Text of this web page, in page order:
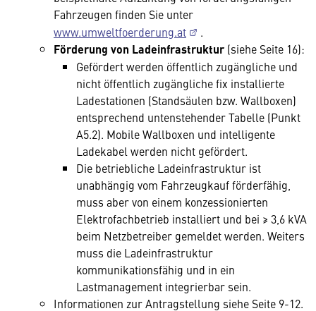
Fahrzeugen finden Sie unter
www.umweltfoerderung.at
.
Förderung von Ladeinfrastruktur (siehe Seite 16):
Gefördert werden öffentlich zugängliche und
nicht öffentlich zugängliche fix installierte
Ladestationen (Standsäulen bzw. Wallboxen)
entsprechend untenstehender Tabelle (Punkt
A5.2). Mobile Wallboxen und intelligente
Ladekabel werden nicht gefördert.
Die betriebliche Ladeinfrastruktur ist
unabhängig vom Fahrzeugkauf förderfähig,
muss aber von einem konzessionierten
Elektrofachbetrieb installiert und bei ≥ 3,6 kVA
beim Netzbetreiber gemeldet werden. Weiters
muss die Ladeinfrastruktur
kommunikationsfähig und in ein
Lastmanagement integrierbar sein.
Informationen zur Antragstellung siehe Seite 9-12.